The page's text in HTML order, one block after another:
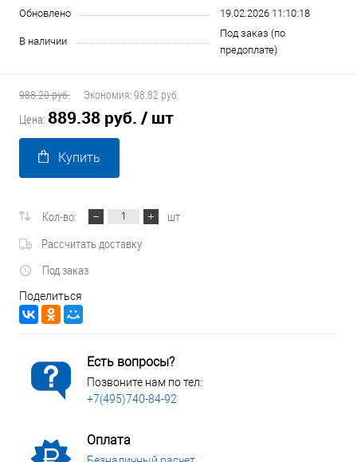
Обновлено 19.02.2026 11:10:18
В наличии
Под заказ (по
предоплате)
988.20 руб. Экономия: 98.82 руб.
Цена: 889.38 руб. / шт
Купить
Кол-во:
шт
Рассчитать доставку
Под заказ
Поделиться
Есть вопросы?
Позвоните нам по тел:
+7(495)740-84-92
Оплата